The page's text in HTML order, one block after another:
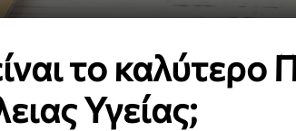
το καλύτερο
Υγείας;